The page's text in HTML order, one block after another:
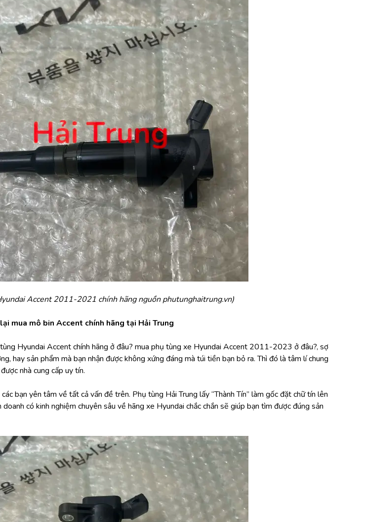
Accent 2011-2021 chính hãng nguồn phutunghaitrung.vn)
mua mô bin Accent chính hãng tại Hải Trung
Hyundai Accent chính hãng ở đâu? mua phụ tùng xe Hyundai Accent 2011-2023 ở đâu?, sợ
hay sản phẩm mà bạn nhận được không xứng đáng mà túi tiền bạn bỏ ra. Thì đó là tâm lí chung
nhà cung cấp uy tín.
bạn yên tâm về tất cả vấn đề trên. Phụ tùng Hải Trung lấy “Thành Tín” làm gốc đặt chữ tín lên
có kinh nghiệm chuyên sâu về hãng xe Hyundai chắc chắn sẽ giúp bạn tìm được đúng sản